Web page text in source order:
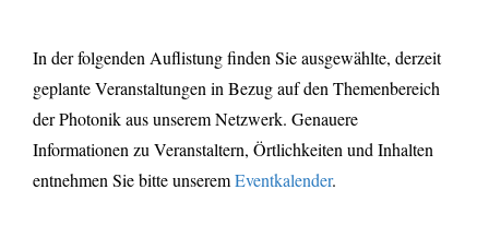
In der folgenden Auflistung finden Sie ausgewählte, derzeit
geplante Veranstaltungen in Bezug auf den Themenbereich
der Photonik aus unserem Netzwerk. Genauere
Informationen zu Veranstaltern, Örtlichkeiten und Inhalten
entnehmen Sie bitte unseremEventkalender.